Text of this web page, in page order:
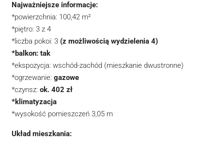
Najważniejsze informacje:
*powierzchnia: 100,42 m²
*piętro: 3 z 4
*liczba pokoi: 3 (z możliwością wydzielenia 4)
*balkon: tak
*ekspozycja: wschód-zachód (mieszkanie dwustronne)
*ogrzewanie: gazowe
*czynsz: ok. 402 zł
*klimatyzacja
*wysokość pomieszczeń 3,05 m
Układ mieszkania: